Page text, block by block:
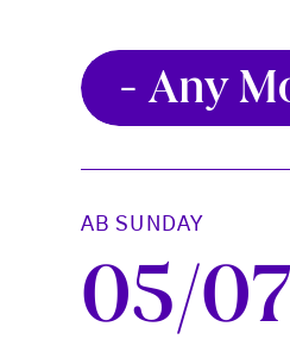
AB SUNDAY
05/07